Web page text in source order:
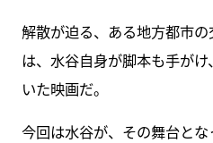
解散が迫る、ある地方都市
は、水谷自身が脚本も手が
いた映画だ。
今回は水谷が、その舞台と